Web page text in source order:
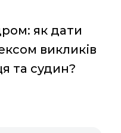
як дати
викликів
та судин?